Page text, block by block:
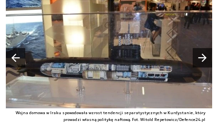
Wojna domowa w Iraku spowodowała wzrost tendencji separatystycznych w Kurdystanie, który
prowadzi własną politykę naftową. Fot. Witold Repetowicz/Defence24.pl
Poprzedni slajd
Następny slajd